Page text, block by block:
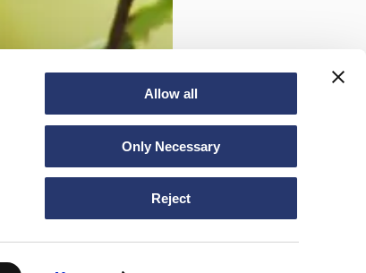
Allow all
Only Necessary
Reject